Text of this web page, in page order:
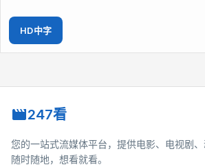
HD中字
247看
您的一站式流媒体平台，提供电影、电视剧、
随时随地，想看就看。